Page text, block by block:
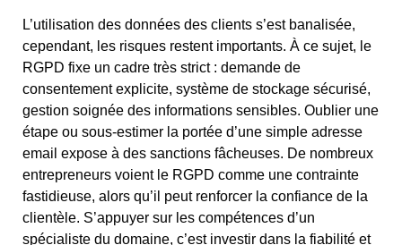
L’utilisation des données des clients s’est banalisée,
cependant, les risques restent importants. À ce sujet, le
RGPD fixe un cadre très strict : demande de
consentement explicite, système de stockage sécurisé,
gestion soignée des informations sensibles. Oublier une
étape ou sous-estimer la portée d’une simple adresse
email expose à des sanctions fâcheuses. De nombreux
entrepreneurs voient le RGPD comme une contrainte
fastidieuse, alors qu’il peut renforcer la confiance de la
clientèle. S’appuyer sur les compétences d’un
spécialiste du domaine, c’est investir dans la fiabilité et